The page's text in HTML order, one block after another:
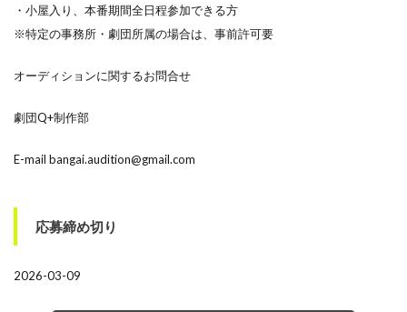
・小屋入り、本番期間全日程参加できる方
※特定の事務所・劇団所属の場合は、事前許可要
オーディションに関するお問合せ
劇団Q+制作部
E-mail bangai.audition@gmail.com
応募締め切り
2026-03-09